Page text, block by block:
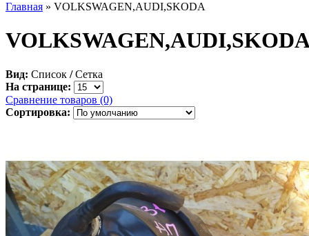
Главная » VOLKSWAGEN,AUDI,SKODA
Вид: Список / Сетка
На странице:
Сравнение товаров (0)
Сортировка: